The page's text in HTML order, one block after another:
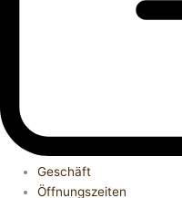
Geschäft
Öffnungszeiten